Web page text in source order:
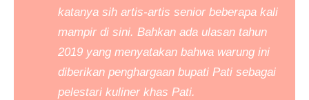
katanya sih artis-artis senior beberapa kali
mampir di sini. Bahkan ada ulasan tahun
2019 yang menyatakan bahwa warung ini
diberikan penghargaan bupati Pati sebagai
pelestari kuliner khas Pati.